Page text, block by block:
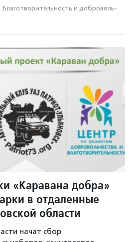
Благотвори­тель­ность и доброволь­
«Каравана добра»
в отдаленные
области
начат сбор